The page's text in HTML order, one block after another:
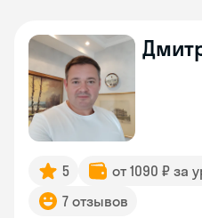
5 от 1090 ₽ за
7 отзывов